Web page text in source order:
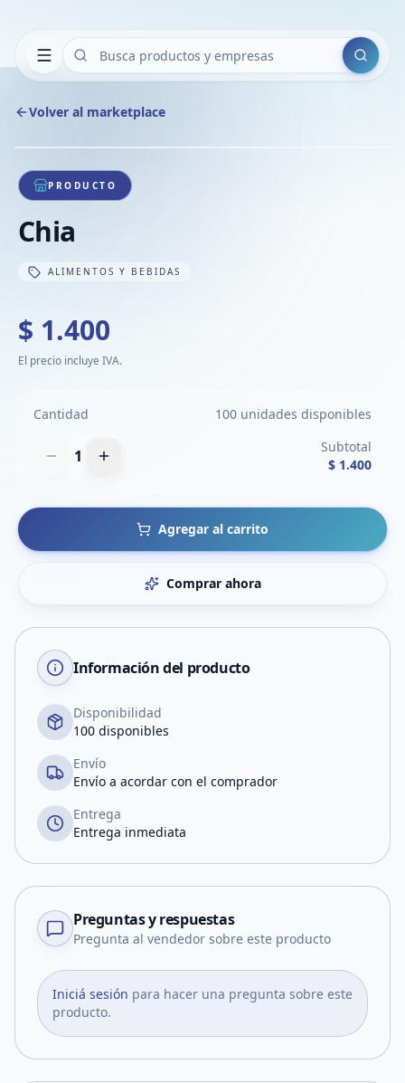
Buscar
Volver al marketplace
1/1
PRODUCTO
Chia
ALIMENTOS Y BEBIDAS
$ 1.400
El precio incluye IVA.
Cantidad 100 unidades disponibles
1
Subtotal
$ 1.400
Agregar al carrito
Comprar ahora
Información del producto
Disponibilidad
100 disponibles
Envío
Envío a acordar con el comprador
Entrega
Entrega inmediata
Preguntas y respuestas
Pregunta al vendedor sobre este producto
Iniciá sesión para hacer una pregunta sobre este
producto.